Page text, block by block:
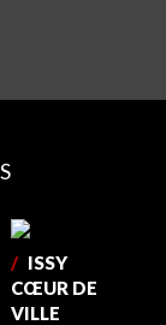
/ ISSY
CŒUR DE
VILLE